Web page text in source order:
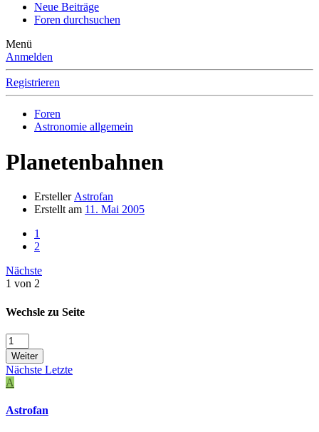
Neue Beiträge
Foren durchsuchen
Menü
Anmelden
Registrieren
Foren
Astronomie allgemein
Planetenbahnen
Ersteller Astrofan
Erstellt am 11. Mai 2005
1
2
Nächste
1 von 2
Wechsle zu Seite
Weiter
Nächste Letzte
A
Astrofan